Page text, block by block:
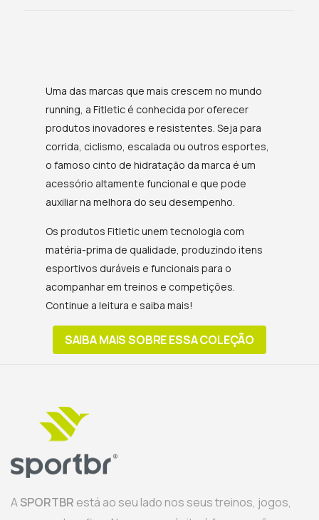
New Era unissex e garanta a proteção necessária nos
dias ensolarados.
Uma das marcas que mais crescem no mundo
running, a Fitletic é conhecida por oferecer
produtos inovadores e resistentes. Seja para
corrida, ciclismo, escalada ou outros esportes,
o famoso cinto de hidratação da marca é um
acessório altamente funcional e que pode
auxiliar na melhora do seu desempenho.
Os produtos Fitletic unem tecnologia com
matéria-prima de qualidade, produzindo itens
esportivos duráveis e funcionais para o
acompanhar em treinos e competições.
Continue a leitura e saiba mais!
SAIBA MAIS SOBRE ESSA COLEÇÃO
ASPORTBR está ao seu lado nos seus treinos, jogos,